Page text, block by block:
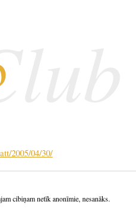
2005/04/30/
cibiņam netīk anonīmie, nesanāks.